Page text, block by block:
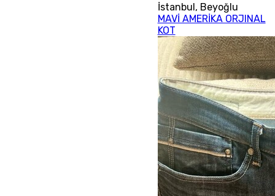
İstanbul, Beyoğlu
MAVİ AMERİKA ORJINAL
KOT